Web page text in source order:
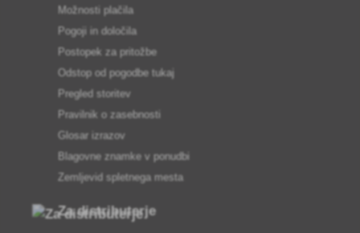
Možnosti plačila
Pogoji in določila
Postopek za pritožbe
Odstop od pogodbe tukaj
Pregled storitev
Pravilnik o zasebnosti
Glosar izrazov
Blagovne znamke v ponudbi
Zemljevid spletnega mesta
Za distributerje